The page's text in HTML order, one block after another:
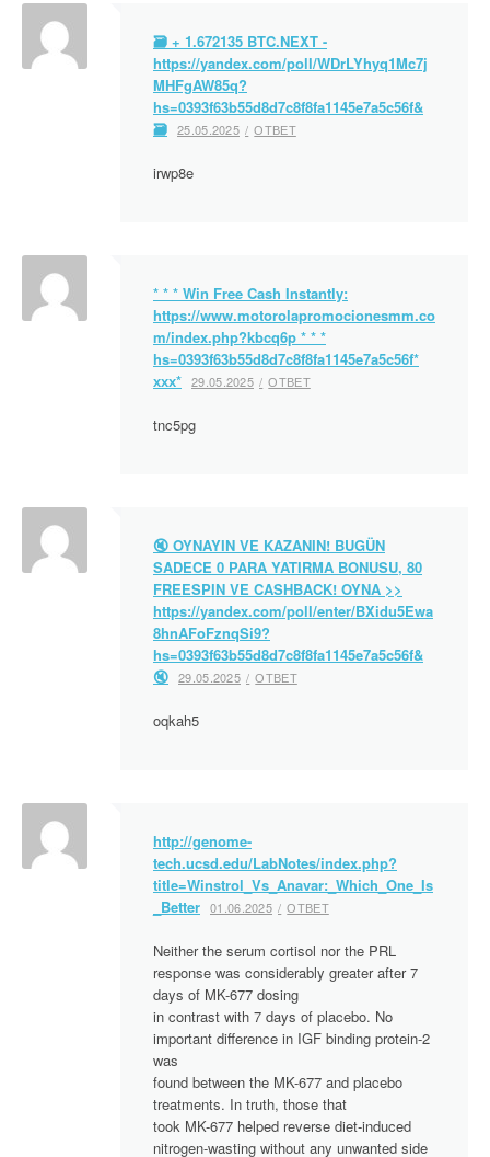
🗃 + 1.672135 BTC.NEXT -
https://yandex.com/poll/WDrLYhyq1Mc7j
MHFgAW85q?
hs=0393f63b55d8d7c8f8fa1145e7a5c56f&
🗃 25.05.2025 ОТВЕТ
irwp8e
* * * Win Free Cash Instantly:
https://www.motorolapromocionesmm.co
m/index.php?kbcq6p * * *
hs=0393f63b55d8d7c8f8fa1145e7a5c56f*
ххх* 29.05.2025 ОТВЕТ
tnc5pg
🔇 OYNAYIN VE KAZANIN! BUGÜN
SADECE 0 PARA YATIRMA BONUSU, 80
FREESPIN VE CASHBACK! OYNA >>
https://yandex.com/poll/enter/BXidu5Ewa
8hnAFoFznqSi9?
hs=0393f63b55d8d7c8f8fa1145e7a5c56f&
🔇 29.05.2025 ОТВЕТ
oqkah5
http://genome-
tech.ucsd.edu/LabNotes/index.php?
title=Winstrol_Vs_Anavar:_Which_One_Is
_Better 01.06.2025 ОТВЕТ
Neither the serum cortisol nor the PRL
response was considerably greater after 7
days of MK-677 dosing
in contrast with 7 days of placebo. No
important difference in IGF binding protein-2
was
found between the MK-677 and placebo
treatments. In truth, those that
took MK-677 helped reverse diet-induced
nitrogen-wasting without any unwanted side